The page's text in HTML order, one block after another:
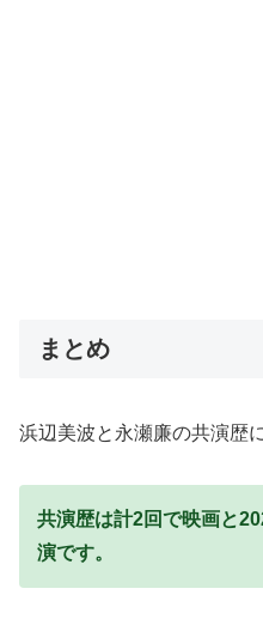
まとめ
浜辺美波と永瀬廉の共演歴
共演歴は計2回で映画と
演です。